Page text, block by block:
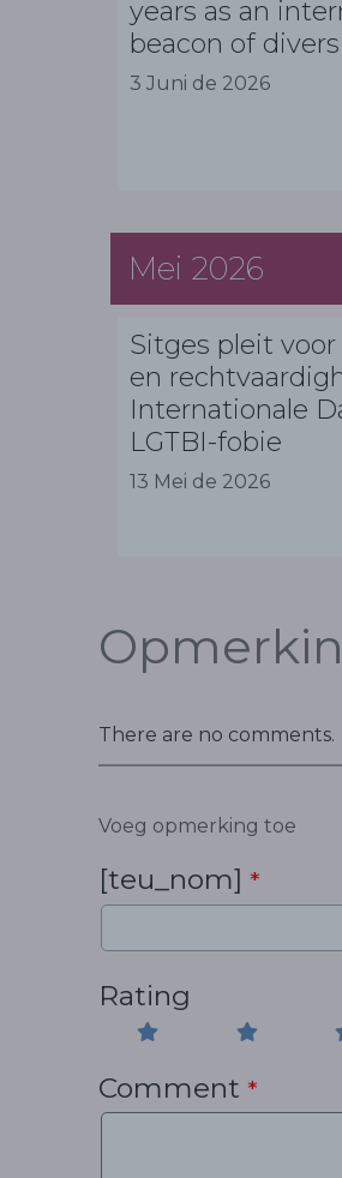
years as an
beacon of
3 Juni de 2026
Mei 2026
Sitges pleit
en
Internationale
LGTBI-fobie
13 Mei de 2026
There are no comments.
Voeg opmerking toe
[teu_nom] *
Rating
Comment *